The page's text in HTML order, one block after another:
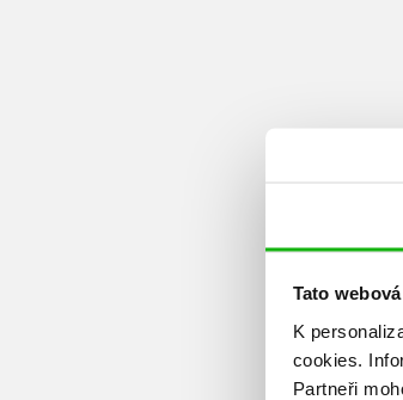
Tato
K
cookies.
Partneři